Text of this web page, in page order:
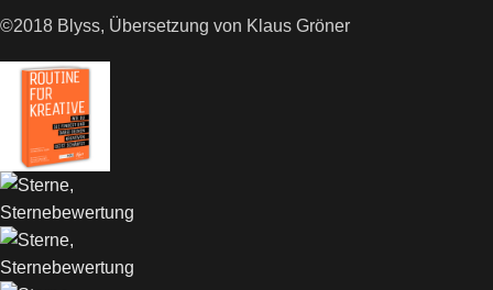
©2018 Blyss, Übersetzung von Klaus Gröner